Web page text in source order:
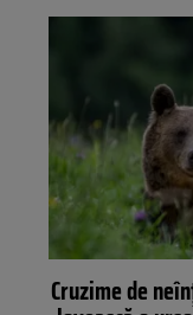
Cruzime de